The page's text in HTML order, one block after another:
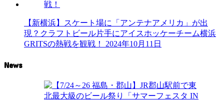
【新横浜】スケート場に「アンテナアメリカ」が出
現？クラフトビール片手にアイスホッケーチーム横浜
GRITSの熱戦を観戦！
2024年10月11日
News